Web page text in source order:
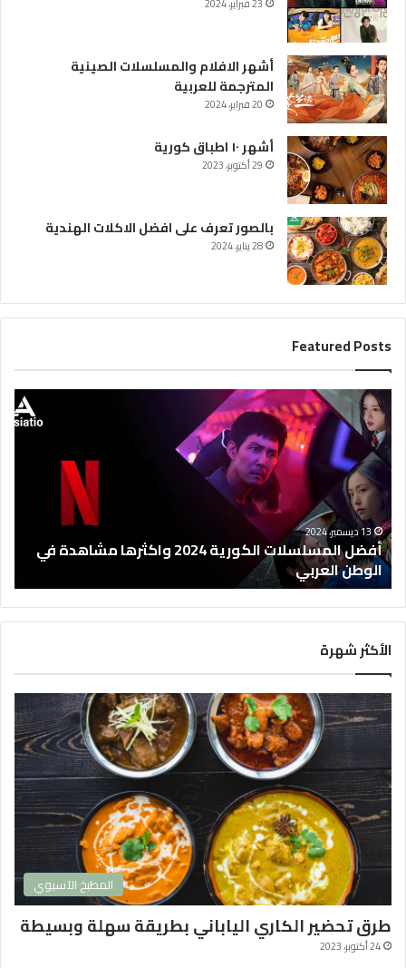
أشهر الافلام والمسلسلات الصينية
المترجمة للعربية
20 فبراير، 2024
أشهر ١٠ اطباق كورية
29 أكتوبر، 2023
بالصور تعرف على افضل الاكلات الهندية
28 يناير، 2024
Featured Posts
أ
ف
ض
ل
ا
ل
م
س
ل
س
ل
ا
ت
ا
ل
ك
و
ر
ي
ة
2
0
2
4
و
ا
ث
ر
ه
13 ديسمبر، 2024
أفضل المسلسلات الكورية 2024 واكثرها مشاهدة في
الوطن العربي
الأكثر شهرة
المطبخ الآسيوي
طرق تحضير الكاري الياباني بطريقة سهلة وبسيطة
24 أكتوبر، 2023